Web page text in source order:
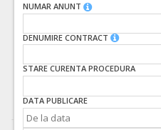
NUMAR ANUNT
DENUMIRE CONTRACT
STARE CURENTA PROCEDURA
DATA PUBLICARE